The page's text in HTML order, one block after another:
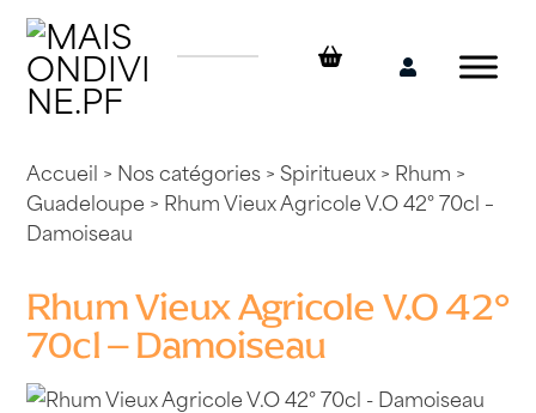
Skip
content
Mon
Accueil > Nos catégories>Spiritueux> Rhum >
Guadeloupe > Rhum Vieux Agricole V.O 42° 70cl –
Damoiseau
Rhum Vieux Agricole V.O 42°
70cl – Damoiseau